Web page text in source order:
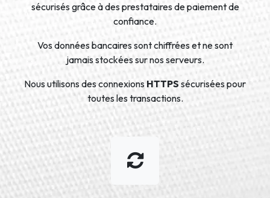
sécurisés grâce à des prestataires de paiement de
confiance.
Vos données bancaires sont chiffrées et ne sont
jamais stockées sur nos serveurs.
Nous utilisons des connexions HTTPS sécurisées pour
toutes les transactions.